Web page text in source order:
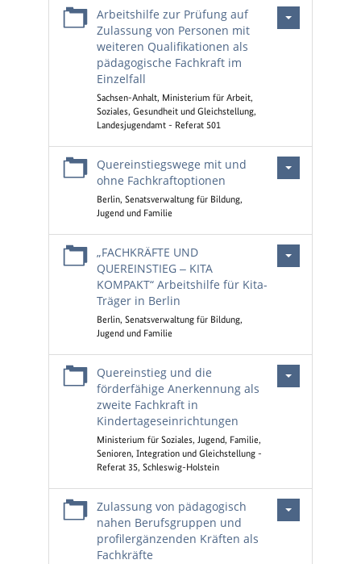
Arbeitshilfe zur Prüfung auf
Zulassung von Personen mit
weiteren Qualifikationen als
pädagogische Fachkraft im
Einzelfall
Sachsen-Anhalt, Ministerium für Arbeit,
Soziales, Gesundheit und Gleichstellung,
Landesjugendamt - Referat 501
Quereinstiegswege mit und
ohne Fachkraftoptionen
Berlin, Senatsverwaltung für Bildung,
Jugend und Familie
„FACHKRÄFTE UND
QUEREINSTIEG ‒ KITA
KOMPAKT“ Arbeitshilfe für Kita-
Träger in Berlin
Berlin, Senatsverwaltung für Bildung,
Jugend und Familie
Quereinstieg und die
förderfähige Anerkennung als
zweite Fachkraft in
Kindertageseinrichtungen
Ministerium für Soziales, Jugend, Familie,
Senioren, Integration und Gleichstellung -
Referat 35, Schleswig-Holstein
Zulassung von pädagogisch
nahen Berufsgruppen und
profilergänzenden Kräften als
Fachkräfte